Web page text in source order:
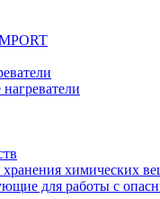
химических
для работы с